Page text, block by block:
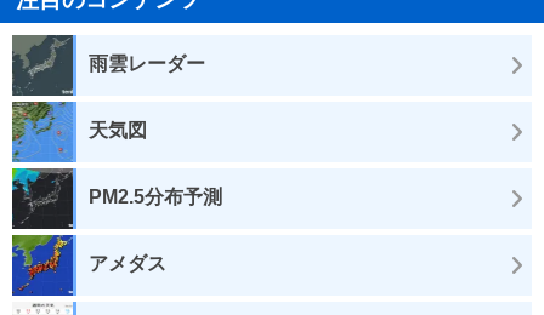
雨雲レーダー
天気図
PM2.5分布予測
アメダス